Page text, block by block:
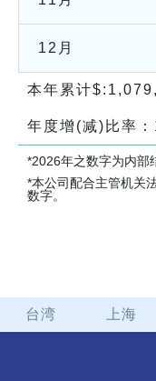
12月
本年累计$:
年度增(减)比率：
*2026年之数字为内部
*本公司配合主管机关
数字。
台湾 上海